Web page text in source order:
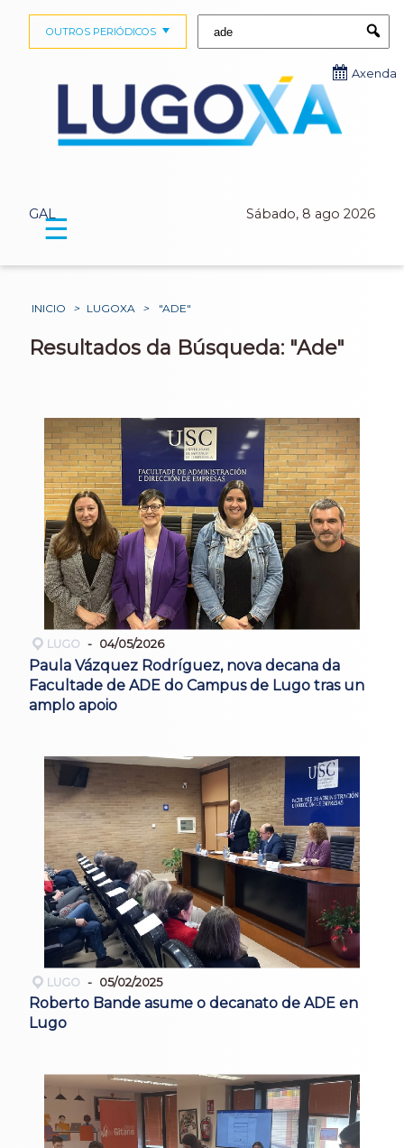
GAL Sábado, 8 ago 2026
OUTROS PERIÓDICOS
Axenda
☰
INICIO > LUGOXA > "ADE"
Resultados da Búsqueda: "Ade"
LUGO 04/05/2026
Paula Vázquez Rodríguez, nova decana da
Facultade de ADE do Campus de Lugo tras un
amplo apoio
LUGO 05/02/2025
Roberto Bande asume o decanato de ADE en
Lugo